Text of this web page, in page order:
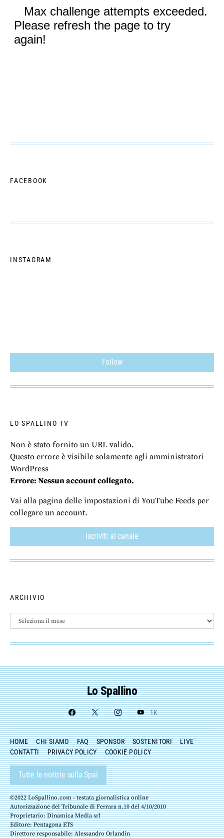
FACEBOOK
INSTAGRAM
Follow
LO SPALLINO TV
Non è stato fornito un URL valido.
Questo errore è visibile solamente agli amministratori
WordPress
Errore: Nessun account collegato.
Vai alla pagina delle impostazioni di YouTube Feeds per
collegare un account.
Iscriviti al canale
ARCHIVIO
Archivio
Lo Spallino
1K
HOME CHI SIAMO FAQ SPONSOR SOSTENITORI
LIVE
CONTATTI
PRIVACY POLICY COOKIE POLICY
Tutte le notizie sulla Spal
©2022 LoSpallino.com - testata giornalistica online
Autorizzazione del Tribunale di Ferrara n.10 del 4/10/2010
Proprietario: Dinamica Media srl
Editore: Pentagona ETS
Direttore responsabile: Alessandro Orlandin